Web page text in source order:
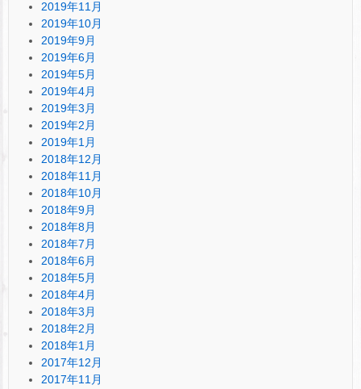
2019年11月
2019年10月
2019年9月
2019年6月
2019年5月
2019年4月
2019年3月
2019年2月
2019年1月
2018年12月
2018年11月
2018年10月
2018年9月
2018年8月
2018年7月
2018年6月
2018年5月
2018年4月
2018年3月
2018年2月
2018年1月
2017年12月
2017年11月